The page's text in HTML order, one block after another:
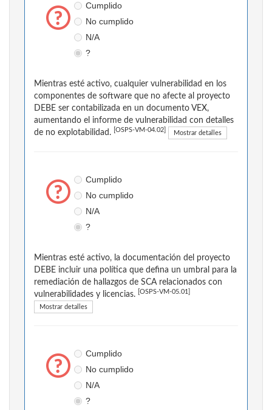
Cumplido
No cumplido
N/A
?
Mientras esté activo, cualquier vulnerabilidad en los
componentes de software que no afecte al proyecto
DEBE ser contabilizada en un documento VEX,
aumentando el informe de vulnerabilidad con detalles
de no explotabilidad.
[OSPS-VM-04.02] Mostrar detalles
Cumplido
No cumplido
N/A
?
Mientras esté activo, la documentación del proyecto
DEBE incluir una política que defina un umbral para la
remediación de hallazgos de SCA relacionados con
vulnerabilidades y licencias.
[OSPS-VM-05.01]
Mostrar detalles
Cumplido
No cumplido
N/A
?